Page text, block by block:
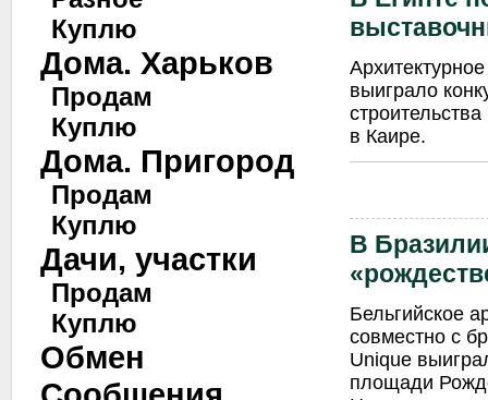
Куплю
Дома. Харьков
Продам
Куплю
Дома. Пригород
Продам
Куплю
Дачи, участки
Продам
Куплю
Обмен
выиграло
в Каире.
В
Бельгийское
совместно с
Unique
площади